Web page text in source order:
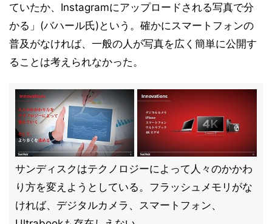
ていたか、Instagramにアップロードされる写真で分
かる」(バハール氏)という。確かにスマートフォンの
普及がなければ、一般の人が写真を広く簡単に公開す
ることは考えられなかった。
サンディスクはテクノロジーによって人々のかかわ
り方を変えようとしている。フラッシュメモリがな
ければ、デジタルカメラ、スマートフォン、